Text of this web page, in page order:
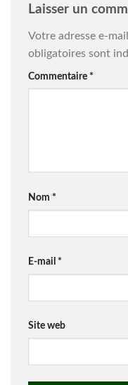
Laisser un
Votre adresse e-
obligatoires sont
Commentaire *
Nom *
E-mail *
Site web